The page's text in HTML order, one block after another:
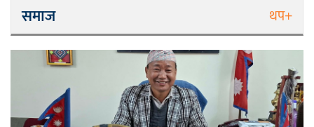
समाज थप+